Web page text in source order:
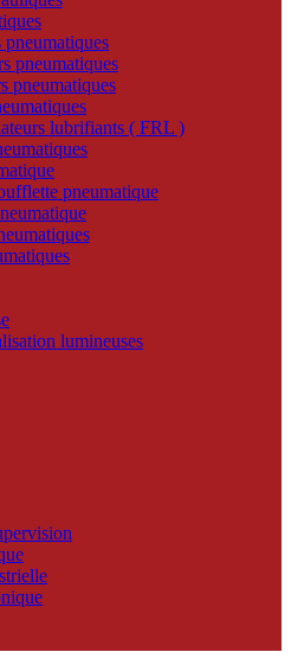
pneumatiques
pneumatiques
pneumatiques
lubrifiants ( FRL )
pneumatique
lumineuses